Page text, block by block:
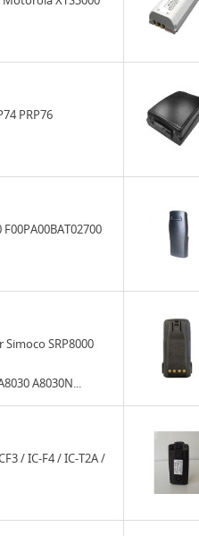
PRP76
SRP8000
A8030N...
/ IC-F4 / IC-T2A /